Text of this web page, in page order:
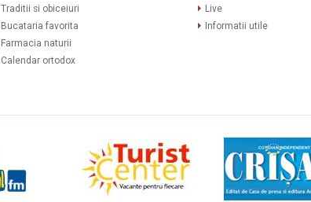
Traditii si obiceiuri
Bucataria favorita
Farmacia naturii
Calendar ortodox
Live
Informatii utile